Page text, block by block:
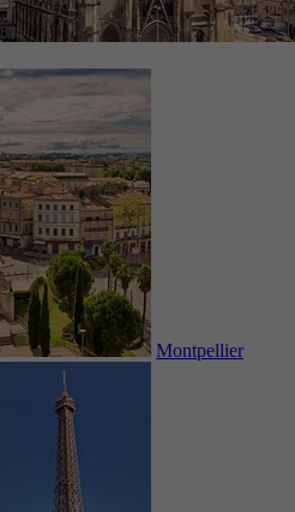
Montpellier